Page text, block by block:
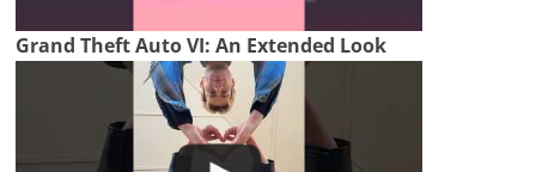
Grand Theft Auto VI: An Extended Look